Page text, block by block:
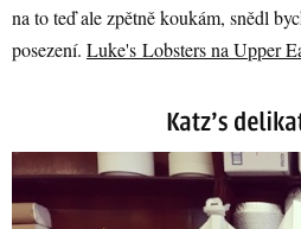
na to teď ale zpětně koukám, snědl
posezení. Luke's Lobsters na Upper